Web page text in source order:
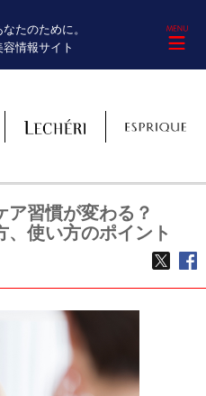
たのために。
情報サイト
ア習慣が変わる？
、使い方のポイント